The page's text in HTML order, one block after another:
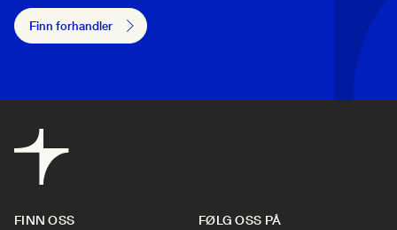
Finn forhandler
FINN OSS
FØLG OSS PÅ